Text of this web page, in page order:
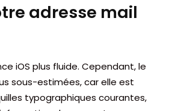
adresse mail
iOS plus fluide. Cependant, le
sous-estimées, car elle est
typographiques courantes,